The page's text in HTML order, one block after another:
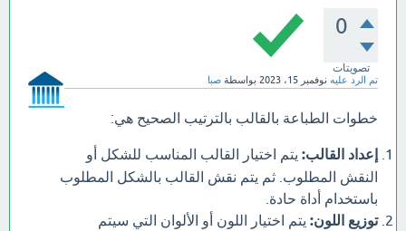
0
تصويتات
تم الرد عليه نوفمبر 15، 2023 بواسطة صبا
خطوات الطباعة بالقالب بالترتيب الصحيح هي:
إعداد القالب: يتم اختيار القالب المناسب للشكل أو
النقش المطلوب. ثم يتم نقش القالب بالشكل المطلوب
باستخدام أداة حادة.
توزيع اللون: يتم اختيار اللون أو الألوان التي سيتم